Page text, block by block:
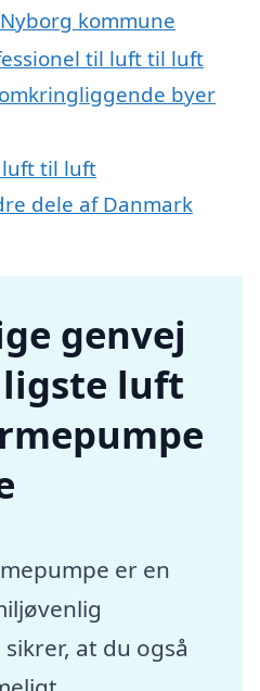
kommune
til luft til luft
byer
til luft
dele af Danmark
genvej
luft
er en
at du også